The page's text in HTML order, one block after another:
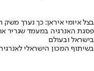
בצל איומי איראן: כך נערך משק
פסגת האנרגיה במעמד שגריר
בישראל ובעולם
בשיתוף המכון הישראלי